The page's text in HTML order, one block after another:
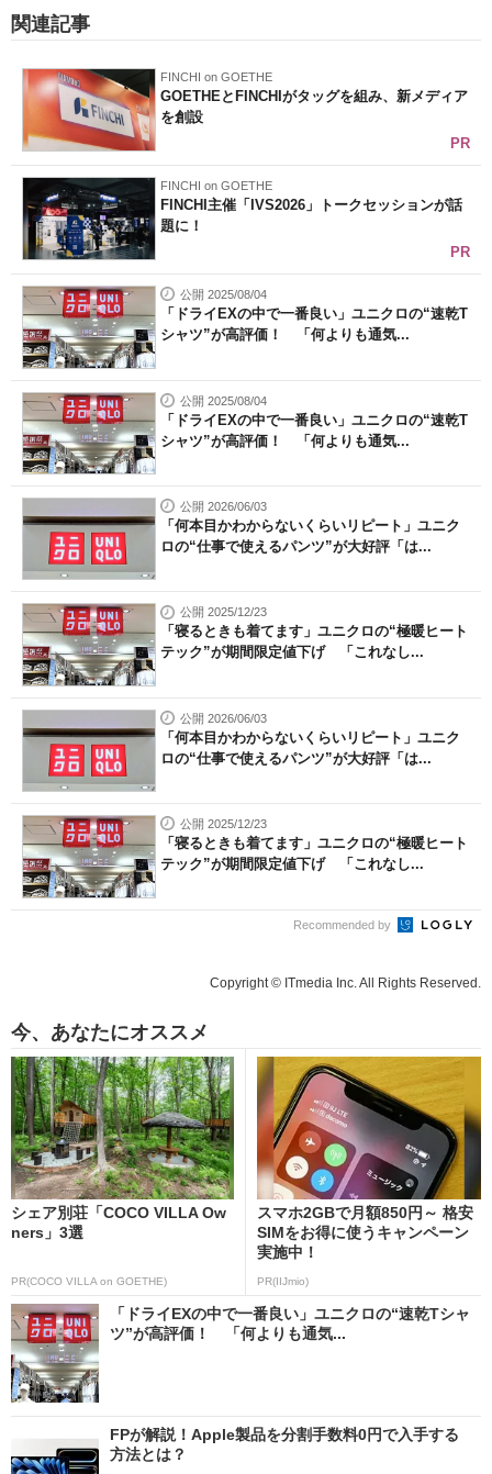
関連記事
FINCHI on GOETHE
GOETHEとFINCHIがタッグを組み、新メディア
を創設
PR
FINCHI on GOETHE
FINCHI主催「IVS2026」トークセッションが話
題に！
PR
公開 2025/08/04
「ドライEXの中で一番良い」ユニクロの“速乾T
シャツ”が高評価！ 「何よりも通気...
公開 2025/08/04
「ドライEXの中で一番良い」ユニクロの“速乾T
シャツ”が高評価！ 「何よりも通気...
公開 2026/06/03
「何本目かわからないくらいリピート」ユニク
ロの“仕事で使えるパンツ”が大好評「は...
公開 2025/12/23
「寝るときも着てます」ユニクロの“極暖ヒート
テック”が期間限定値下げ 「これなし...
公開 2026/06/03
「何本目かわからないくらいリピート」ユニク
ロの“仕事で使えるパンツ”が大好評「は...
公開 2025/12/23
「寝るときも着てます」ユニクロの“極暖ヒート
テック”が期間限定値下げ 「これなし...
Recommended by
Copyright © ITmedia Inc. All Rights Reserved.
今、あなたにオススメ
シェア別荘「COCO VILLA Ow
ners」3選
PR(COCO VILLA on GOETHE)
スマホ2GBで月額850円～ 格安
SIMをお得に使うキャンペーン
実施中！
PR(IIJmio)
「ドライEXの中で一番良い」ユニクロの“速乾Tシャ
ツ”が高評価！ 「何よりも通気...
FPが解説！Apple製品を分割手数料0円で入手する
方法とは？